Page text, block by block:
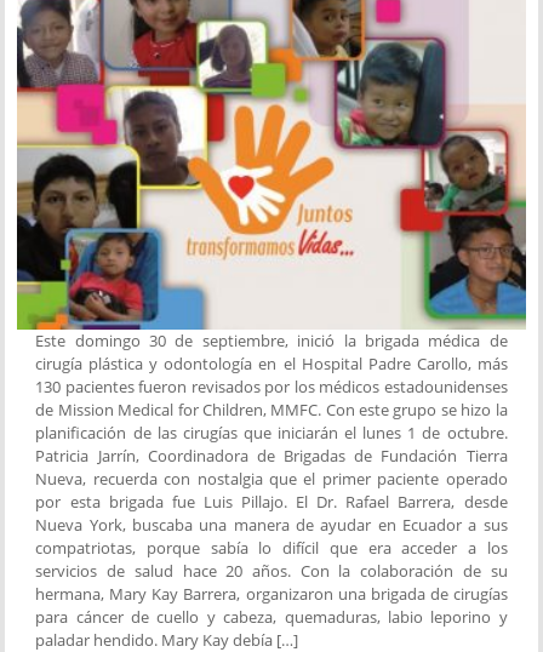
Este domingo 30 de septiembre, inició la brigada médica de
cirugía plástica y odontología en el Hospital Padre Carollo, más
130 pacientes fueron revisados por los médicos estadounidenses
de Mission Medical for Children, MMFC. Con este grupo se hizo la
planificación de las cirugías que iniciarán el lunes 1 de octubre.
Patricia Jarrín, Coordinadora de Brigadas de Fundación Tierra
Nueva, recuerda con nostalgia que el primer paciente operado
por esta brigada fue Luis Pillajo. El Dr. Rafael Barrera, desde
Nueva York, buscaba una manera de ayudar en Ecuador a sus
compatriotas, porque sabía lo difícil que era acceder a los
servicios de salud hace 20 años. Con la colaboración de su
hermana, Mary Kay Barrera, organizaron una brigada de cirugías
para cáncer de cuello y cabeza, quemaduras, labio leporino y
paladar hendido. Mary Kay debía […]